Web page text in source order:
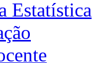
Estatística